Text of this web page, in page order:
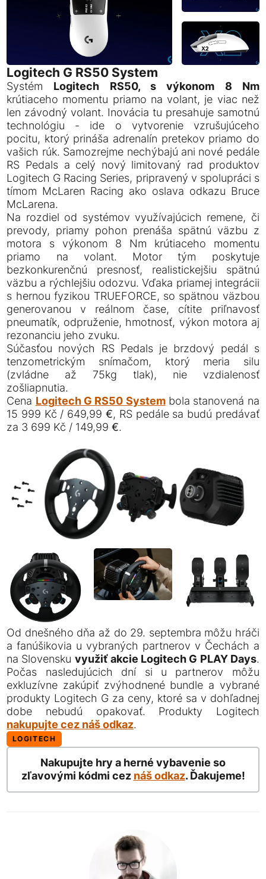
Logitech G RS50 System
Systém Logitech RS50, s výkonom 8 Nm
krútiaceho momentu priamo na volant, je viac než
len závodný volant. Inovácia tu presahuje samotnú
technológiu - ide o vytvorenie vzrušujúceho
pocitu, ktorý prináša adrenalín pretekov priamo do
vašich rúk. Samozrejme nechýbajú ani nové pedále
RS Pedals a celý nový limitovaný rad produktov
Logitech G Racing Series, pripravený v spolupráci s
tímom McLaren Racing ako oslava odkazu Bruce
McLarena.
Na rozdiel od systémov využívajúcich remene, či
prevody, priamy pohon prenáša spätnú väzbu z
motora s výkonom 8 Nm krútiaceho momentu
priamo na volant. Motor tým poskytuje
bezkonkurenčnú presnosť, realistickejšiu spätnú
väzbu a rýchlejšiu odozvu. Vďaka priamej integrácii
s hernou fyzikou TRUEFORCE, so spätnou väzbou
generovanou v reálnom čase, cítite priľnavosť
pneumatík, odpruženie, hmotnosť, výkon motora aj
rezonanciu jeho zvuku.
Súčasťou nových RS Pedals je brzdový pedál s
tenzometrickým snímačom, ktorý meria silu
(zvládne až 75kg tlak), nie vzdialenosť
zošliapnutia.
Cena Logitech G RS50 Systembola stanovená na
15 999 Kč / 649,99 €, RS pedále sa budú predávať
za 3 699 Kč / 149,99 €.
Od dnešného dňa až do 29. septembra môžu hráči
a fanúšikovia u vybraných partnerov v Čechách a
na Slovensku využiť akcie Logitech G PLAY Days.
Počas nasledujúcich dní si u partnerov môžu
exkluzívne zakúpiť zvýhodnené bundle a vybrané
produkty Logitech G za ceny, ktoré sa v dohľadnej
dobe nebudú opakovať. Produkty Logitech
nakupujte cez náš odkaz.
LOGITECH
Nakupujte hry a herné vybavenie so
zľavovými kódmi cez náš odkaz. Ďakujeme!